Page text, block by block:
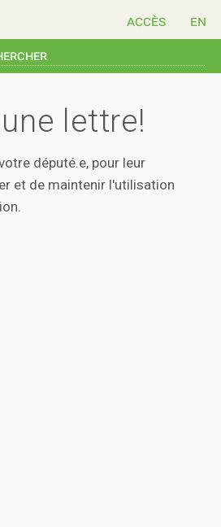
accès
lettre!
député.e, pour leur
et de maintenir l'utilisation